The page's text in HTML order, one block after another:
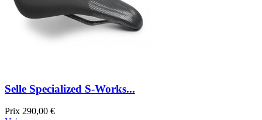
Selle Specialized S-Works...
Prix 290,00 €